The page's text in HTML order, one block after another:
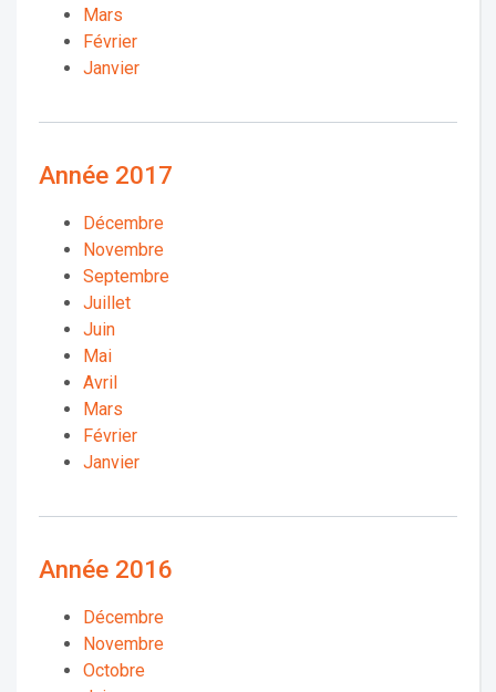
Mars
Février
Janvier
Année 2017
Décembre
Novembre
Septembre
Juillet
Juin
Mai
Avril
Mars
Février
Janvier
Année 2016
Décembre
Novembre
Octobre